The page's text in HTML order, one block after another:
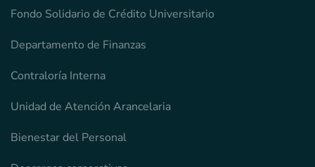
Fondo Solidario de Crédito Universitario
Departamento de Finanzas
Contraloría Interna
Unidad de Atención Arancelaria
Bienestar del Personal